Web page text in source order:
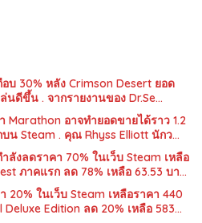
บ 30% หลัง Crimson Desert ยอด
ดีขึ้น . จากรายงานของ Dr.Se…
Marathon อาจทำยอดขายได้ราว 1.2
น Steam . คุณ Rhyss Elliott นักว…
ลังลดราคา 70% ในเว็บ Steam เหลือ
The Forest ภาคแรก ลด 78% เหลือ 63.53 บา…
20% ในเว็บ Steam เหลือราคา 440
Edition ลด 20% เหลือ 583…